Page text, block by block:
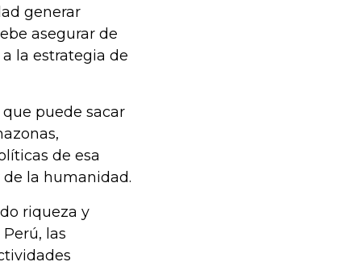
generar
asegurar de
la estrategia de
puede sacar
de esa
la humanidad.
riqueza y
las